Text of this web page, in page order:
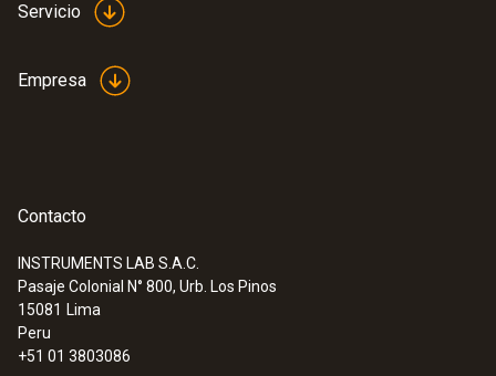
Servicio
Empresa
Contacto
INSTRUMENTS LAB S.A.C.
Pasaje Colonial N° 800, Urb. Los Pinos
15081 Lima
Peru
+51 01 3803086